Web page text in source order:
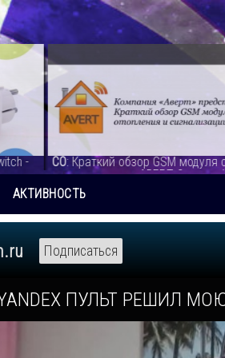
обзор GSM модуля отопления
АВЕРТ Оптима-1 - видео
АКТИВНОСТЬ
Подписаться
ПУЛЬТ РЕШИЛ